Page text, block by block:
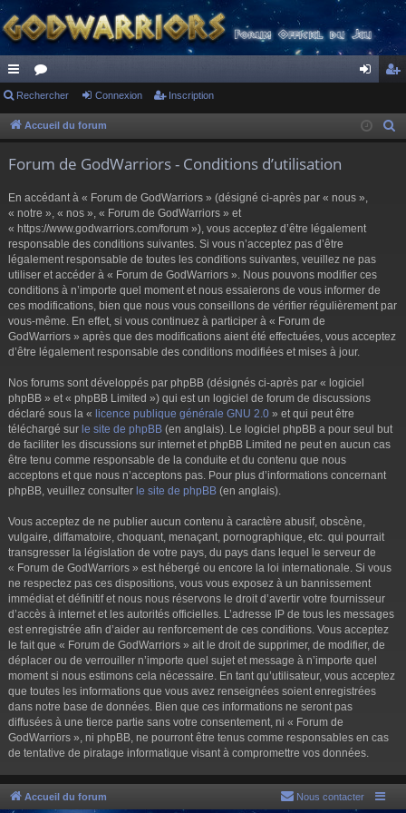
ac
co
s
or
u ne cri
Rechercher Connexion Inscription
Accueil du forum
Forum de GodWarriors - Conditions d’utilisation
En accédant à « Forum de GodWarriors » (désigné ci-après par « nous »,
« notre », « nos », « Forum de GodWarriors » et
« https://www.godwarriors.com/forum »), vous acceptez d’être légalement
responsable des conditions suivantes. Si vous n’acceptez pas d’être
légalement responsable de toutes les conditions suivantes, veuillez ne pas
utiliser et accéder à « Forum de GodWarriors ». Nous pouvons modifier ces
conditions à n’importe quel moment et nous essaierons de vous informer de
ces modifications, bien que nous vous conseillons de vérifier régulièrement par
vous-même. En effet, si vous continuez à participer à « Forum de
GodWarriors » après que des modifications aient été effectuées, vous acceptez
d’être légalement responsable des conditions modifiées et mises à jour.
Nos forums sont développés par phpBB (désignés ci-après par « logiciel
phpBB » et « phpBB Limited ») qui est un logiciel de forum de discussions
déclaré sous la « licence publique générale GNU 2.0 » et qui peut être
téléchargé sur le site de phpBB (en anglais). Le logiciel phpBB a pour seul but
de faciliter les discussions sur internet et phpBB Limited ne peut en aucun cas
être tenu comme responsable de la conduite et du contenu que nous
acceptons et que nous n’acceptons pas. Pour plus d’informations concernant
phpBB, veuillez consulter le site de phpBB (en anglais).
Vous acceptez de ne publier aucun contenu à caractère abusif, obscène,
vulgaire, diffamatoire, choquant, menaçant, pornographique, etc. qui pourrait
transgresser la législation de votre pays, du pays dans lequel le serveur de
« Forum de GodWarriors » est hébergé ou encore la loi internationale. Si vous
ne respectez pas ces dispositions, vous vous exposez à un bannissement
immédiat et définitif et nous nous réservons le droit d’avertir votre fournisseur
d’accès à internet et les autorités officielles. L’adresse IP de tous les messages
est enregistrée afin d’aider au renforcement de ces conditions. Vous acceptez
le fait que « Forum de GodWarriors » ait le droit de supprimer, de modifier, de
déplacer ou de verrouiller n’importe quel sujet et message à n’importe quel
moment si nous estimons cela nécessaire. En tant qu’utilisateur, vous acceptez
que toutes les informations que vous avez renseignées soient enregistrées
dans notre base de données. Bien que ces informations ne seront pas
diffusées à une tierce partie sans votre consentement, ni « Forum de
GodWarriors », ni phpBB, ne pourront être tenus comme responsables en cas
de tentative de piratage informatique visant à compromettre vos données.
Accueil du forum Nous contacter